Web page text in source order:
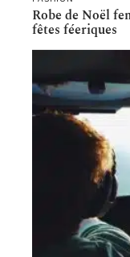
Robe de Noël
fêtes féeriques